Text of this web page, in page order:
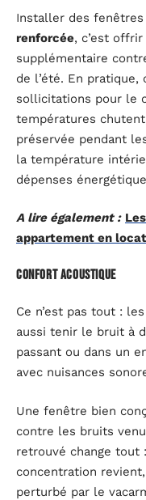
Installer des fenêtres
renforcée, c’est
supplémentaire
de l’été. En
sollicitations pour le
températures
préservée pendant
la température
dépenses
A lire également :
appartement en
Confort acoustique
Ce n’est pas tout : les
aussi tenir le bruit à
passant ou dans un
avec nuisances
Une fenêtre bien
contre les bruits
retrouvé change tout
concentration
perturbé par le